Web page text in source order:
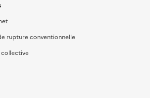
rupture conventionnelle
collective